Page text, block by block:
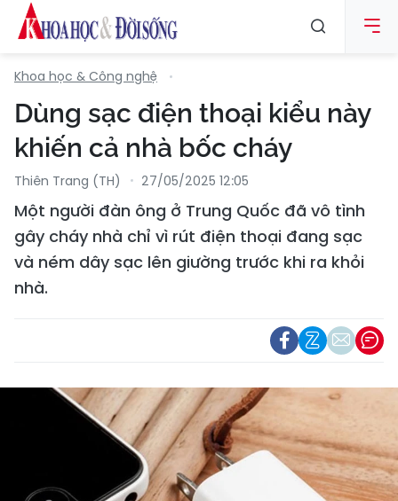
Khoa học & Công nghệ
Dùng sạc điện thoại kiểu này
khiến cả nhà bốc cháy
Thiên Trang (TH) 27/05/2025 12:05
Một người đàn ông ở Trung Quốc đã vô tình
gây cháy nhà chỉ vì rút điện thoại đang sạc
và ném dây sạc lên giường trước khi ra khỏi
nhà.